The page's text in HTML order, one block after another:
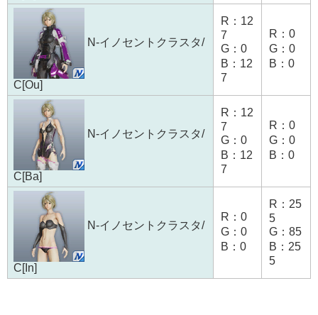
N-イノセントクラスタ/
C[Ou]
R：12
7
G：0
B：12
7
R：0
G：0
B：0
N-イノセントクラスタ/
C[Ba]
R：12
7
G：0
B：12
7
R：0
G：0
B：0
N-イノセントクラスタ/
C[In]
R：0
G：0
B：0
R：25
5
G：85
B：25
5